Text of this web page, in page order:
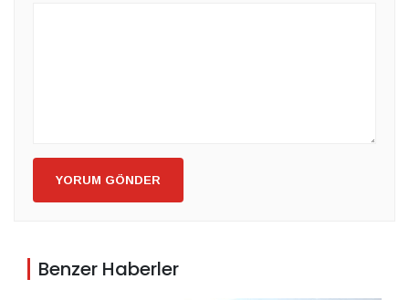
YORUM GÖNDER
Benzer Haberler